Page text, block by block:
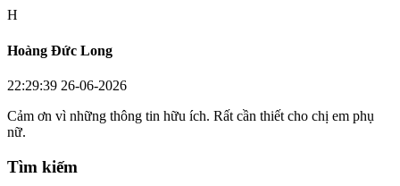
H
Hoàng Đức Long
22:29:39 26-06-2026
Cảm ơn vì những thông tin hữu ích. Rất cần thiết cho chị em phụ
nữ.
Tìm kiếm